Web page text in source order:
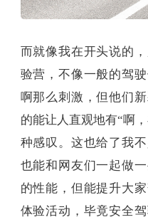
而就像我在开头说的
验营，不像一般的驾
啊那么刺激，但他们
的能让人直观地有“啊
种感叹。这也给了我
也能和网友们一起做
的性能，但能提升大
体验活动，毕竟安全